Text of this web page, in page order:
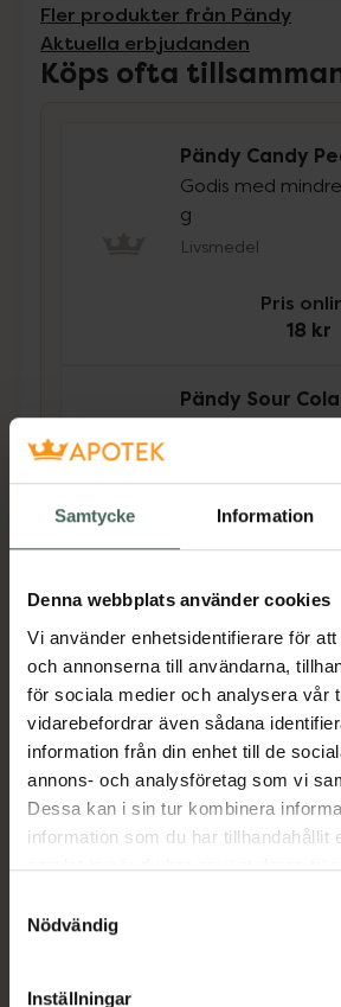
Samtycke Information
Denna webbplats använder cookies
Vi använder enhetsidentifierare för
och annonserna till användarna,
för sociala medier och analysera vår
vidarebefordrar även sådana
information från din enhet till de
annons- och analysföretag som vi
Dessa kan i sin tur kombinera
information som du har tillhandahållit
samlat in när du har använt deras
återkalla ditt samtycke via
cookieinställningar. Ett återkallat
lagligheten av behandling som skett
Nödvändig
Inställningar
Fler produkter från Pändy
Aktuella erbjudanden
Köps ofta
Pändy Candy
Godis med
g
Livsmedel
Pris
18 kr
Pändy Sour Cola
Livsmedel
Pris
Köp båda
Beskrivning
Mjuka godisringar av skum och
Fantastisk smak Perfekt to go-
Jämförpris